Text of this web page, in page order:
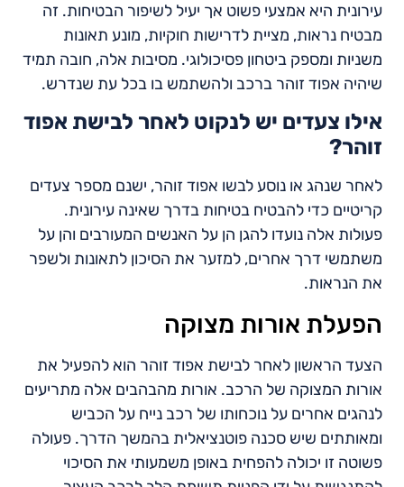
עירונית היא אמצעי פשוט אך יעיל לשיפור הבטיחות. זה
מבטיח נראות, מציית לדרישות חוקיות, מונע תאונות
משניות ומספק ביטחון פסיכולוגי. מסיבות אלה, חובה תמיד
שיהיה אפוד זוהר ברכב ולהשתמש בו בכל עת שנדרש.
אילו צעדים יש לנקוט לאחר לבישת אפוד
זוהר?
לאחר שנהג או נוסע לבשו אפוד זוהר, ישנם מספר צעדים
קריטיים כדי להבטיח בטיחות בדרך שאינה עירונית.
פעולות אלה נועדו להגן הן על האנשים המעורבים והן על
משתמשי דרך אחרים, למזער את הסיכון לתאונות ולשפר
את הנראות.
הפעלת אורות מצוקה
הצעד הראשון לאחר לבישת אפוד זוהר הוא להפעיל את
אורות המצוקה של הרכב. אורות מהבהבים אלה מתריעים
לנהגים אחרים על נוכחותו של רכב נייח על הכביש
ומאותתים שיש סכנה פוטנציאלית בהמשך הדרך. פעולה
פשוטה זו יכולה להפחית באופן משמעותי את הסיכוי